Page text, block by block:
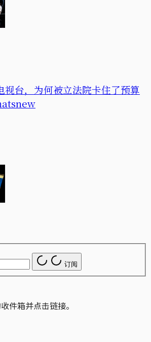
视台，为何被立法院卡住了预算
订阅
件箱并点击链接。